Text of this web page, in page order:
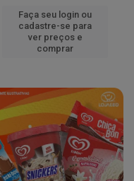
Faça seu login ou
cadastre-se para
ver preços e
comprar